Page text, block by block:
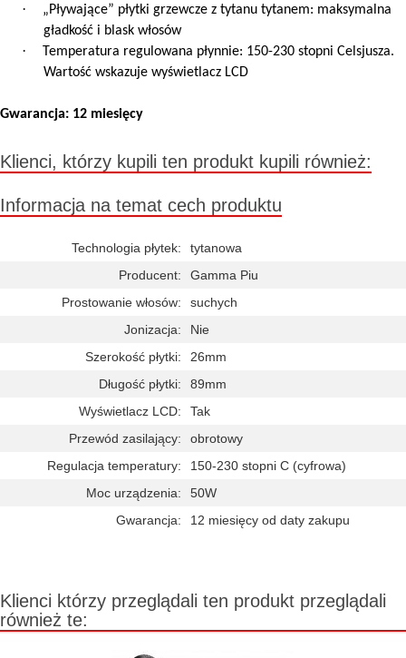
·
„Pływające” płytki grzewcze z tytanu tytanem: maksymalna
gładkość i blask włosów
·
Temperatura regulowana płynnie: 150-230 stopni Celsjusza.
Wartość wskazuje wyświetlacz LCD
Gwarancja: 12 miesięcy
Klienci, którzy kupili ten produkt kupili również:
Informacja na temat cech produktu
Technologia płytek:
tytanowa
Producent:
Gamma Piu
Prostowanie włosów:
suchych
Jonizacja:
Nie
Szerokość płytki:
26mm
Długość płytki:
89mm
Wyświetlacz LCD:
Tak
Przewód zasilający:
obrotowy
Regulacja temperatury:
150-230 stopni C (cyfrowa)
Moc urządzenia:
50W
Gwarancja:
12 miesięcy od daty zakupu
Klienci którzy przeglądali ten produkt przeglądali
również te: